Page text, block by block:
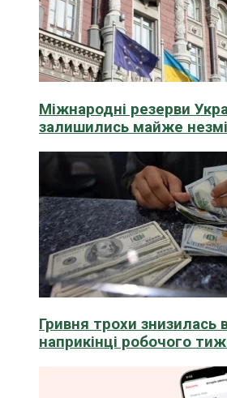
Міжнародні резерви
залишились майже
Гривня трохи знизилась
наприкінці робочого